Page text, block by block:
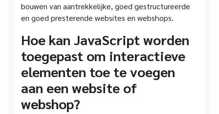
bouwen van aantrekkelijke, goed gestructureerde
en goed presterende websites en webshops.
Hoe kan JavaScript worden
toegepast om interactieve
elementen toe te voegen
aan een website of
webshop?